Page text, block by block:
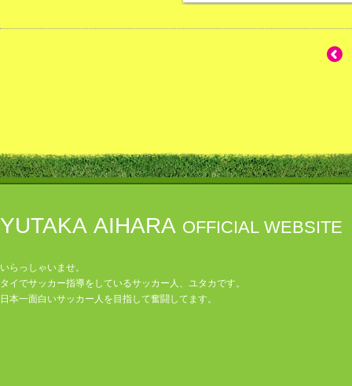
YUTAKA AIHARA OFFICIAL WEBSITE
いらっしゃいませ。
タイでサッカー指導をしているサッカー人、ユタカです。
日本一面白いサッカー人を目指して奮闘してます。